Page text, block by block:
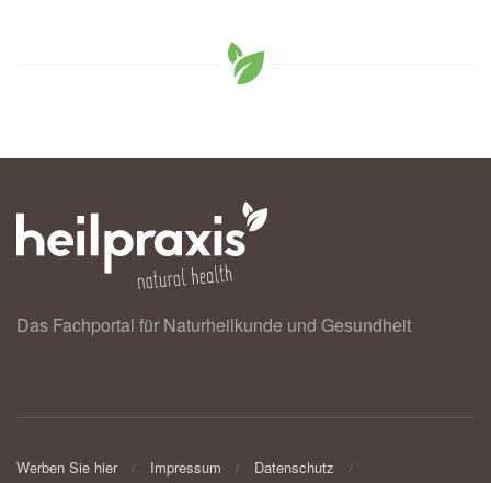
Das Fachportal für Naturheilkunde und Gesundheit
Werben Sie hier Impressum
Datenschutz